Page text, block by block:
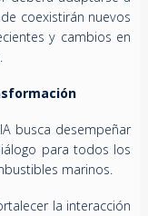
coexistirán nuevos
y cambios en
busca desempeñar
para todos los
marinos.
la interacción